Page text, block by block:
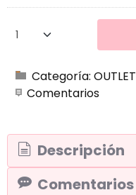
Categoría: OUTLET
Comentarios
Descripción
Comentarios